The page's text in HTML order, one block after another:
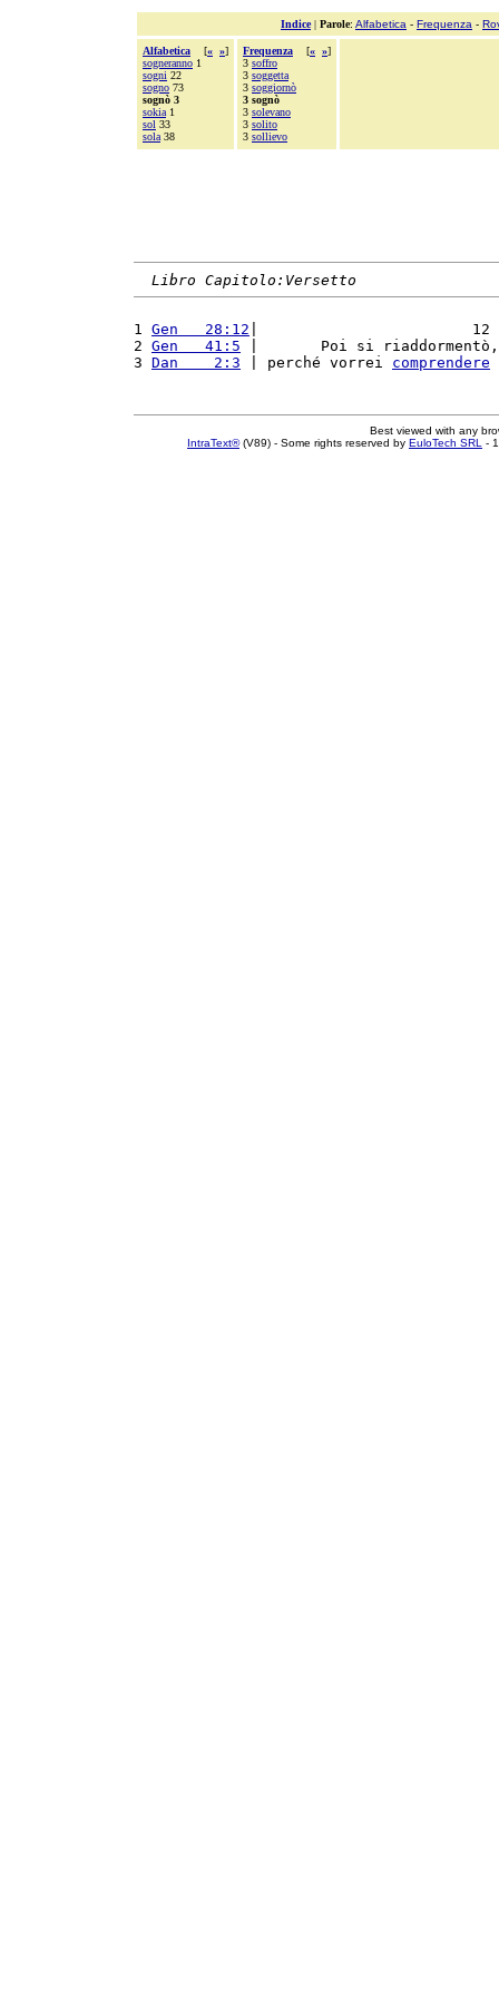
Indice| Parole: Alfabetica - Frequenza -
Alfabetica [« »]
sogneranno 1
sogni 22
sogno 73
sognò 3
sokia 1
sol 33
sola 38
Frequenza [« »]
3 soffro
3 soggetta
3 soggiornò
3 sognò
3 solevano
3 solito
3 sollievo
Libro Capitolo:Versetto
1 Gen   28:12 |                        12
2 Gen   41:5 |       Poi si
3 Dan    2:3 | perché vorrei comprendere
Best viewed with any
IntraText®(V89) - Some rights reserved by EuloTech SRL -